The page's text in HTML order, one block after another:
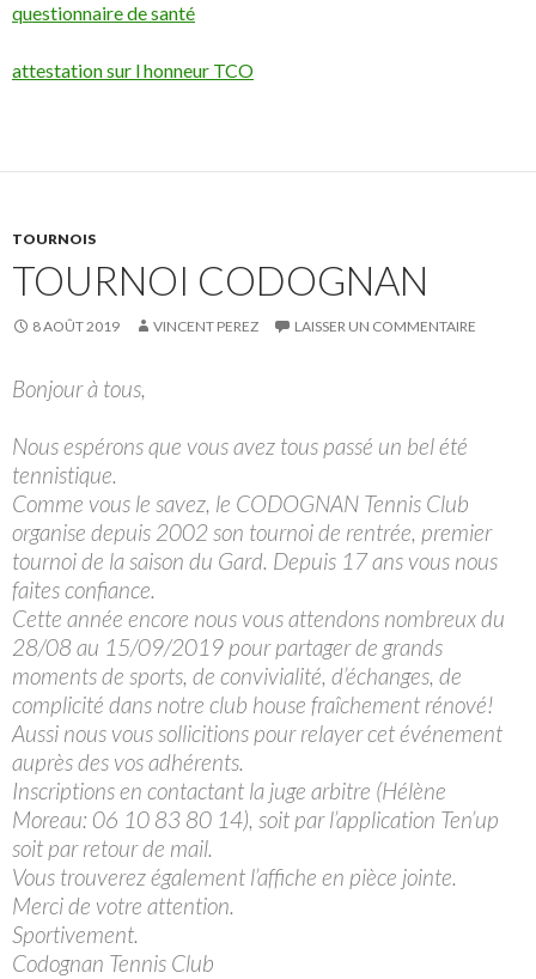
questionnaire de santé
attestation sur l honneur TCO
TOURNOIS
TOURNOI CODOGNAN
8 AOÛT 2019 VINCENT PEREZ LAISSER UN COMMENTAIRE
Bonjour à tous,
Nous espérons que vous avez tous passé un bel été
tennistique.
Comme vous le savez, le CODOGNAN Tennis Club
organise depuis 2002 son tournoi de rentrée, premier
tournoi de la saison du Gard. Depuis 17 ans vous nous
faites confiance.
Cette année encore nous vous attendons nombreux du
28/08 au 15/09/2019 pour partager de grands
moments de sports, de convivialité, d’échanges, de
complicité dans notre club house fraîchement rénové!
Aussi nous vous sollicitions pour relayer cet événement
auprès des vos adhérents.
Inscriptions en contactant la juge arbitre (Hélène
Moreau: 06 10 83 80 14), soit par l’application Ten’up
soit par retour de mail.
Vous trouverez également l’affiche en pièce jointe.
Merci de votre attention.
Sportivement.
Codognan Tennis Club